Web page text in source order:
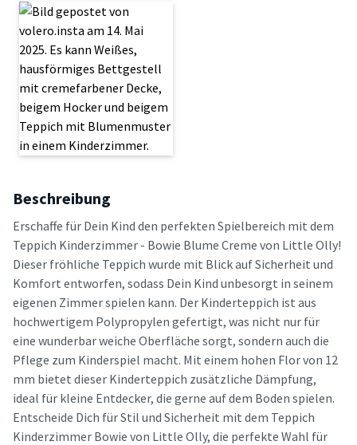
Beschreibung
Erschaffe für Dein Kind den perfekten Spielbereich mit dem
Teppich Kinderzimmer - Bowie Blume Creme von Little Olly!
Dieser fröhliche Teppich wurde mit Blick auf Sicherheit und
Komfort entworfen, sodass Dein Kind unbesorgt in seinem
eigenen Zimmer spielen kann. Der Kinderteppich ist aus
hochwertigem Polypropylen gefertigt, was nicht nur für
eine wunderbar weiche Oberfläche sorgt, sondern auch die
Pflege zum Kinderspiel macht. Mit einem hohen Flor von 12
mm bietet dieser Kinderteppich zusätzliche Dämpfung,
ideal für kleine Entdecker, die gerne auf dem Boden spielen.
Entscheide Dich für Stil und Sicherheit mit dem Teppich
Kinderzimmer Bowie von Little Olly, die perfekte Wahl für